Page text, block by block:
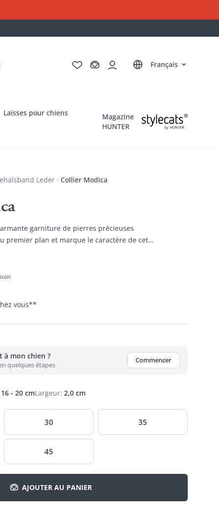
Deutsch
English
Italiano
Nederlands
Français
Laisses pour chiens
Magazine
HUNTER
Leder Collier Modica
garniture de pierres précieuses
premier plan et marque le caractère de cet
vous**
à mon chien ?
quelques étapes
Commencer
16 - 20 cmLargeur: 2,0 cm
30 35
45
AJOUTER AU PANIER